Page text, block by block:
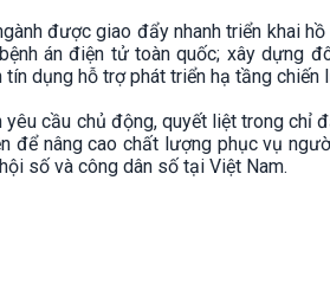
được giao đẩy nhanh triển khai
án điện tử toàn quốc; xây dựng
dụng hỗ trợ phát triển hạ tầng chiến
yêu cầu chủ động, quyết liệt trong chỉ
để nâng cao chất lượng phục vụ
số và công dân số tại Việt Nam.